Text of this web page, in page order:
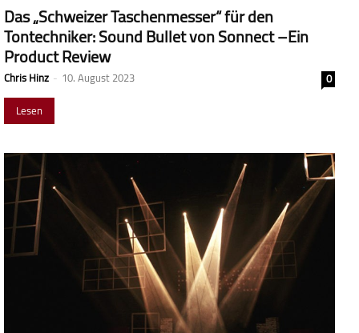
Das „Schweizer Taschenmesser“ für den
Tontechniker: Sound Bullet von Sonnect –Ein
Product Review
Chris Hinz - 10. August 2023
0
Lesen